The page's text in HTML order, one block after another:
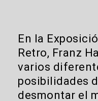
En la
Retro, Franz
varios
posibilidades
desmontar el